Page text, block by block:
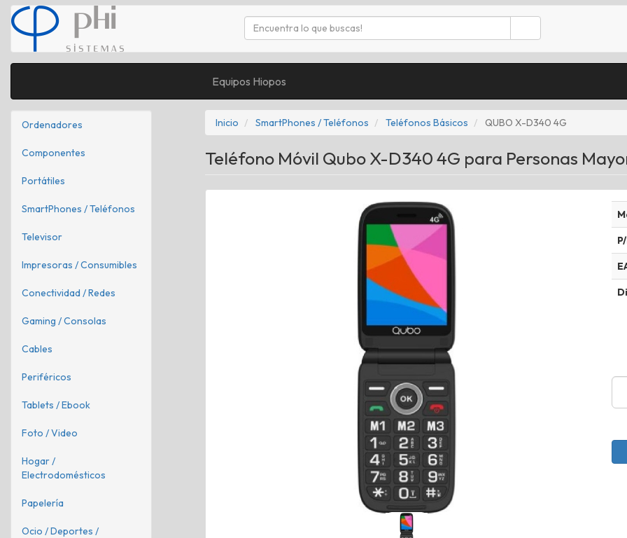
Equipos Hiopos
Ordenadores
Componentes
Portátiles
SmartPhones / Teléfonos
Televisor
Impresoras / Consumibles
Conectividad / Redes
Gaming / Consolas
Cables
Periféricos
Tablets / Ebook
Foto / Video
Hogar /
Electrodomésticos
Papelería
Ocio / Deportes /
Inicio SmartPhones / Teléfonos Teléfonos Básicos QUBO X-D340 4G
Teléfono Móvil Qubo X-D340 4G para Personas